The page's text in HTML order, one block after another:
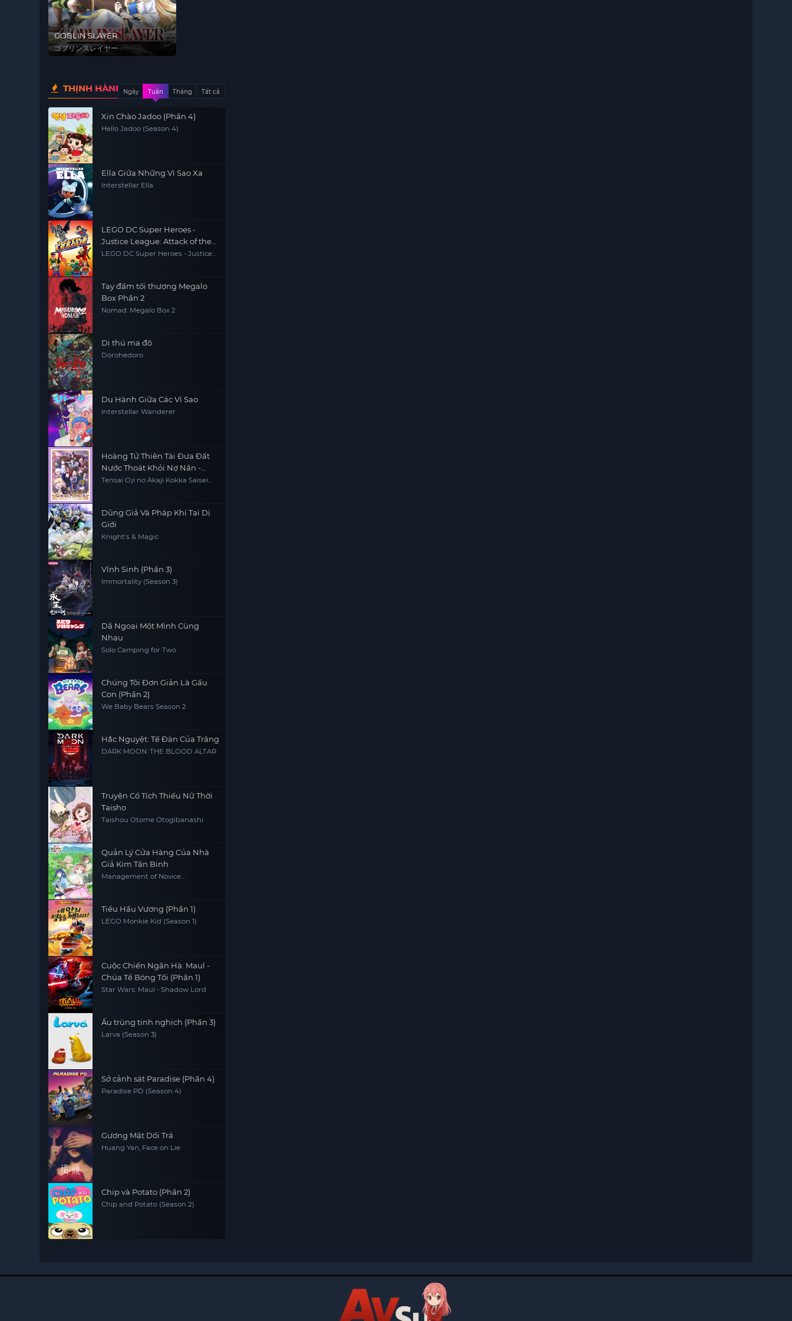
GOBLIN SLAYER
ゴブリンスレイヤー
THỊNH HÀNHNgày Tuần Tháng Tất cả
Xin Chào Jadoo (Phần 4)
Hello Jadoo (Season 4)
Ella Giữa Những Vì Sao Xa
Interstellar Ella
LEGO DC Super Heroes -
Justice League: Attack of the
Legion of Doom!
LEGO DC Super Heroes - Justice
Tay đấm tối thượng Megalo
Box Phần 2
Nomad: Megalo Box 2
Dị thú ma đô
Dorohedoro
Du Hành Giữa Các Vì Sao
Interstellar Wanderer
Hoàng Tử Thiên Tài Đưa Đất
Nước Thoát Khỏi Nợ Nần -
Đúng Rồi, Bán Nước Thôi
Tensai Oji no Akaji Kokka Saisei
Prince's Guide to Raising a
Nation Out of Debt (Hey, How
About Treason?)
Dũng Giả Và Pháp Khí Tại Dị
Giới
Knight's & Magic
Vĩnh Sinh (Phần 3)
Immortality (Season 3)
Dã Ngoại Một Mình Cùng
Nhau
Solo Camping for Two
Chúng Tôi Đơn Giản Là Gấu
Con (Phần 2)
We Baby Bears Season 2
Hắc Nguyệt: Tế Đàn Của Trăng
DARK MOON: THE BLOOD ALTAR
Truyện Cổ Tích Thiếu Nữ Thời
Taisho
Taishou Otome Otogibanashi
Quản Lý Cửa Hàng Của Nhà
Giả Kim Tân Binh
Management of Novice
Tiểu Hầu Vương (Phần 1)
LEGO Monkie Kid (Season 1)
Cuộc Chiến Ngân Hà: Maul -
Chúa Tể Bóng Tối (Phần 1)
Star Wars: Maul - Shadow Lord
Ấu trùng tinh nghịch (Phần 3)
Larva (Season 3)
Sở cảnh sát Paradise (Phần 4)
Paradise PD (Season 4)
Gương Mặt Dối Trá
Huang Yan, Face on Lie
Chip và Potato (Phần 2)
Chip and Potato (Season 2)